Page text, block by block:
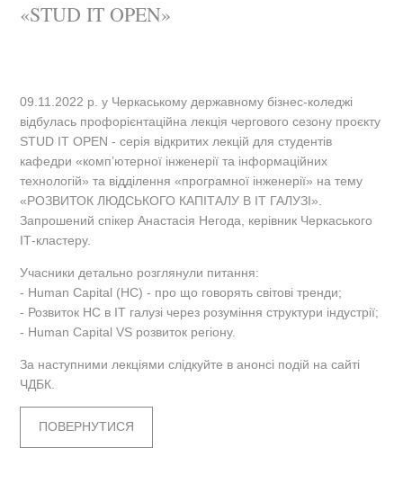
«STUD IT OPEN»
09.11.2022 р. у Черкаському державному бізнес-коледжі
відбулась профорієнтаційна лекція чергового сезону проєкту
STUD IT OPEN - серія відкритих лекцій для студентів
кафедри «комп’ютерної інженерії та інформаційних
технологій» та відділення «програмної інженерії» на тему
«РОЗВИТОК ЛЮДСЬКОГО КАПІТАЛУ В ІТ ГАЛУЗІ».
Запрошений спікер Анастасія Негода, керівник Черкаського
ІТ-кластеру.
Учасники детально розглянули питання:
- Human Capital (HC) - про що говорять світові тренди;
- Розвиток HC в ІТ галузі через розуміння структури індустрії;
- Human Capital VS розвиток регіону.
За наступними лекціями слідкуйте в анонсі подій на сайті
ЧДБК.
ПОВЕРНУТИСЯ